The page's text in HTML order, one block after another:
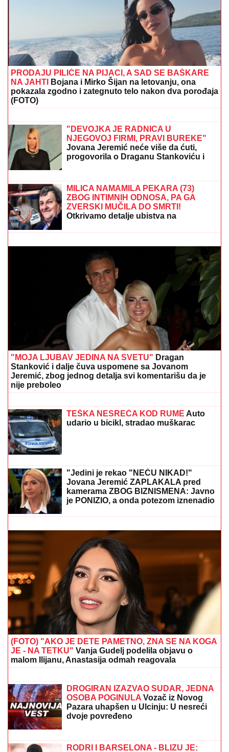
PRODAJU PILIĆE NA PIJACI, A SAD SE BAŠKARE
NA JAHTI
Bojana i Mirko Šijan na letovanju, ona
pokazala zgodno i zategnuto telo nakon dva porođaja
(FOTO)
poruka za besplatni Chat GPT
Jovana Jeremić neće više da ćuti,
progovorila o Draganu Stankoviću i
veridbi: "Poklanjam mu titulu bivšeg
dečka JJ"
"DOLAZILA JE KOD NJEGA"Aneli Ahmić DOBILA
PREPISKE Filipa Đukića i bivše cimerke, mislili da
niko neće saznati: "SVE DOĐE DO MENE!"
MILICA NAMAMILA PEKARA (73)
ZBOG INTIMNIH ODNOSA, PA GA
ZVERSKI MUČILA DO SMRTI!
Otkrivamo detalje ubistva na
Karaburmi koji LEDE KRV: Izdahnuo u
osumnjičeni pljačkali
ČEKA DETE SA LJUBAVNICOMAna
Radulović bez dlake na jeziku o
pevaču koji je ostavio ženu i decu:
"MOJA LJUBAV JEDINA NA SVETU"
Dragan
Stanković i dalje čuva uspomene sa Jovanom
Jeremić, zbog jednog detalja svi komentarišu da je
nije preboleo
PLANIRAO UBISTVO, POMAGALA MU
MAJKA?
Optužnica protiv Koste M.
(20) i Olgice M. (50) iz Beograda
TEŠKA NESREĆA KOD RUMEAuto
udario u bicikl, stradao muškarac